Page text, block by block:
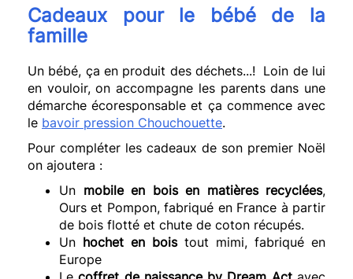
Cadeaux pour le bébé de la
famille
Un bébé, ça en produit des déchets...! Loin de lui
en vouloir, on accompagne les parents dans une
démarche écoresponsable et ça commence avec
le bavoir pression Chouchouette.
Pour compléter les cadeaux de son premier Noël
on ajoutera :
Un mobile en bois en matières recyclées,
Ours et Pompon, fabriqué en France à partir
de bois flotté et chute de coton récupés.
Un hochet en boistout mimi, fabriqué en
Europe